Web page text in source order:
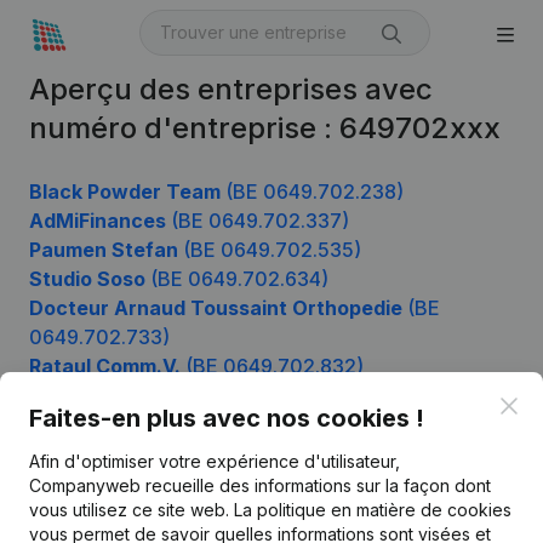
Aperçu des entreprises avec
numéro d'entreprise : 649702xxx
Black Powder Team (BE 0649.702.238)
AdMiFinances (BE 0649.702.337)
Paumen Stefan (BE 0649.702.535)
Studio Soso (BE 0649.702.634)
Docteur Arnaud Toussaint Orthopedie (BE
0649.702.733)
Rataul Comm.V.(BE 0649.702.832)
Faites-en plus avec nos cookies !
Afin d'optimiser votre expérience d'utilisateur,
Companyweb recueille des informations sur la façon dont
vous utilisez ce site web. La politique en matière de cookies
vous permet de savoir quelles informations sont visées et
Produit
Informations d’entreprise